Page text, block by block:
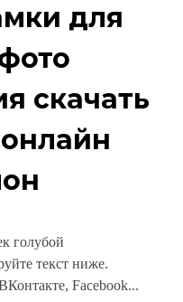
для
скачать
голубой
текст ниже.
Facebook...